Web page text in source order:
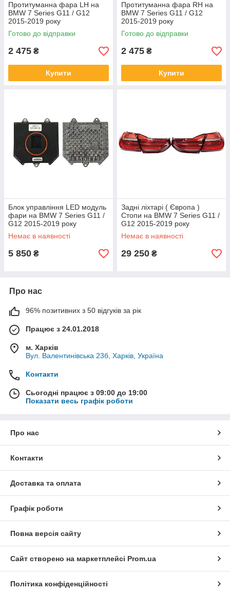
Протитуманна фара LH на
BMW 7 Series G11 / G12
2015-2019 року
Готово до відправки
2 475 ₴
Купити
Протитуманна фара RH на
BMW 7 Series G11 / G12
2015-2019 року
Готово до відправки
2 475 ₴
Купити
Блок управління LED модуль
фари на BMW 7 Series G11 /
G12 2015-2019 року
Немає в наявності
5 850 ₴
Задні ліхтарі ( Європа )
Стопи на BMW 7 Series G11 /
G12 2015-2019 року
Немає в наявності
29 250 ₴
Про нас
96% позитивних з 50 відгуків за рік
Працює з 24.01.2018
м. Харків
Вул. Валентинівська 23б, Харків, Україна
Контакти
Сьогодні працює з 09:00 до 19:00
Показати весь графік роботи
Про нас
Контакти
Доставка та оплата
Графік роботи
Повна версія сайту
Сайт створено на маркетплейсі Prom.ua
Політика конфіденційності